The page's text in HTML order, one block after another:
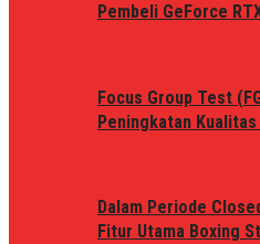
Pembeli GeForce
Focus Group Test
Peningkatan
Dalam Periode
Fitur Utama Boxing